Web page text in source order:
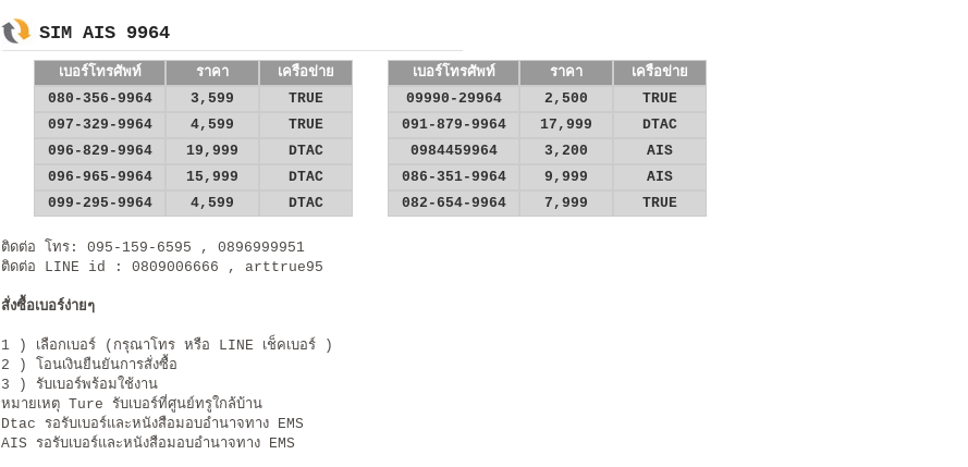
SIM AIS 9964
เบอร์โทรศัพท์ ราคา
เครือข่าย
09990-29964
2,500
TRUE
091-879-9964
17,999
DTAC
0984459964
3,200
AIS
086-351-9964
9,999
AIS
082-654-9964
7,999 TRUE
เบอร์โทรศัพท์ ราคา
เครือข่าย
080-356-9964
3,599
TRUE
097-329-9964
4,599
TRUE
096-829-9964
19,999
DTAC
096-965-9964
15,999
DTAC
099-295-9964
4,599 DTAC
ติดต่อ โทร: 095-159-6595 , 0896999951
ติดต่อ LINE id : 0809006666​ , arttrue95
สั่งซื้อเบอร์ง่ายๆ
1 ) เลือกเบอร์ (กรุณาโทร หรือ LINE เช็คเบอร์ )
2 ) โอนเงินยืนยันการสั่งซื้อ
3 ) รับเบอร์พร้อมใช้งาน
หมายเหตุ Ture รับเบอร์ที่ศูนย์ทรูใกล้บ้าน
Dtac รอรับเบอร์และหนังสือมอบอำนาจทาง EMS
AIS รอรับเบอร์และหนังสือมอบอำนาจทาง EMS